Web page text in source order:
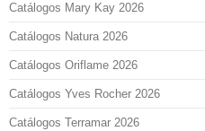
Catálogos Mary Kay 2026
Catálogos Natura 2026
Catálogos Oriflame 2026
Catálogos Yves Rocher 2026
Catálogos Terramar 2026